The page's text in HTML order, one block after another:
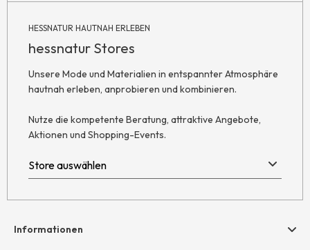
HESSNATUR HAUTNAH ERLEBEN
hessnatur Stores
Unsere Mode und Materialien in entspannter Atmosphäre
hautnah erleben, anprobieren und kombinieren.
Nutze die kompetente Beratung, attraktive Angebote,
Aktionen und Shopping-Events.
Informationen